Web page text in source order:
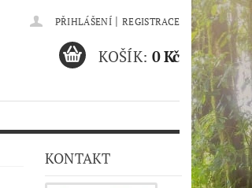
PŘIHLÁŠENÍ | REGISTRACE
KOŠÍK: 0 Kč
KONTAKT